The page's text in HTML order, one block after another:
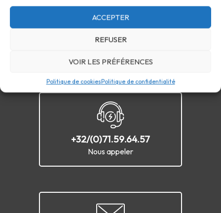
ACCEPTER
REFUSER
VOIR LES PRÉFÉRENCES
Politique de cookiesPolitique de confidentialité
+32/(0)71.59.64.57
Nous appeler